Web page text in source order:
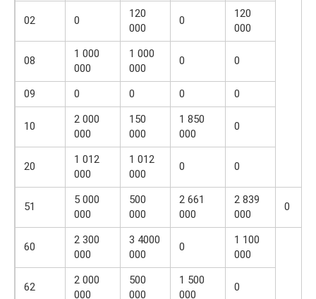
02 0
120
000
0
120
000
08
1 000
000
1 000
000
0 0
09 0 0 0 0
10
2 000
000
150
000
1 850
000
0
20
1 012
000
1 012
000
0 0
51
5 000
000
500
000
2 661
000
2 839
000
0
60
2 300
000
3 4000
000
0
1 100
000
62
2 000
000
500
000
1 500
000
0